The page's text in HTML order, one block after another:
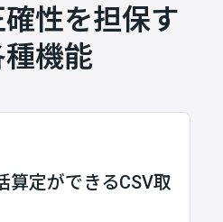
性を担保す
種機能
算定ができるCSV取